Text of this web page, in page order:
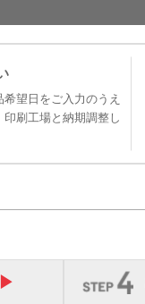
望日をご入力のうえ
刷工場と納期調整し